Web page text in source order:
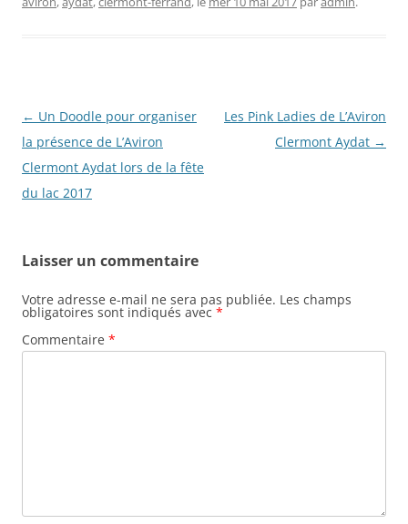
Navigation
des
articles
← Un Doodle pour organiser
la présence de L’Aviron
Clermont Aydat lors de la fête
du lac 2017
Les Pink Ladies de L’Aviron
Clermont Aydat →
Laisser un commentaire
Votre adresse e-mail ne sera pas publiée. Les champs
obligatoires sont indiqués avec *
Commentaire *